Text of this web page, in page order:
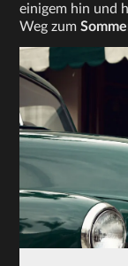
einigem hin und
Weg zum